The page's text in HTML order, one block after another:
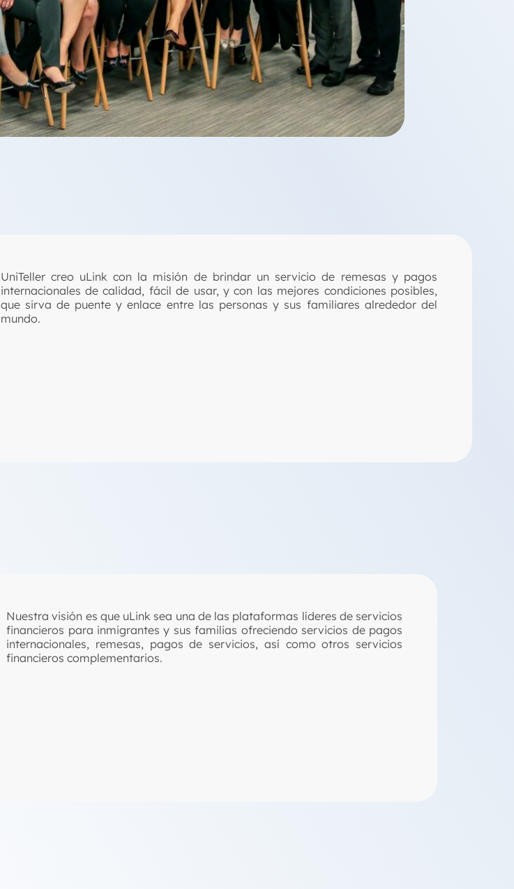
UniTeller creo uLink con la misión de brindar un servicio de remesas y pagos
internacionales de calidad, fácil de usar, y con las mejores condiciones posibles,
que sirva de puente y enlace entre las personas y sus familiares alrededor del
mundo.
Nuestra visión es que uLink sea una de las plataformas líderes de servicios
financieros para inmigrantes y sus familias ofreciendo servicios de pagos
internacionales, remesas, pagos de servicios, así como otros servicios
financieros complementarios.